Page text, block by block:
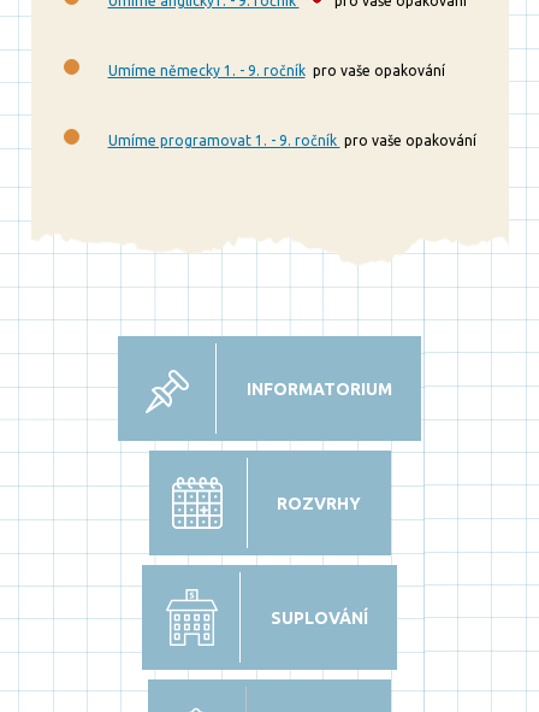
Umíme německy 1. - 9. ročníkpro vaše opakování
Umíme programovat 1. - 9. ročník pro vaše opakování
INFORMATORIUM
ROZVRHY
SUPLOVÁNÍ